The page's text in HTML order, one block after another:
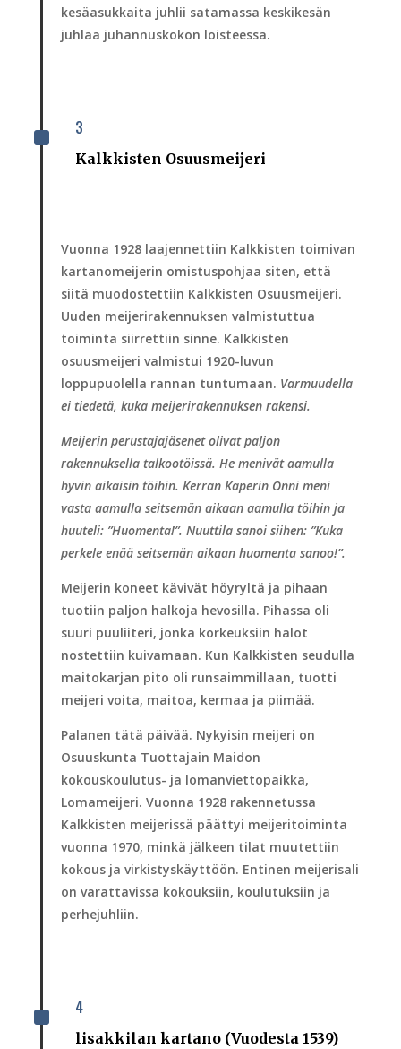
kesäasukkaita juhlii satamassa keskikesän
juhlaa juhannuskokon loisteessa.
^ 3
Kalkkisten Osuusmeijeri
Vuonna 1928 laajennettiin Kalkkisten toimivan
kartanomeijerin omistuspohjaa siten, että
siitä muodostettiin Kalkkisten Osuusmeijeri.
Uuden meijerirakennuksen valmistuttua
toiminta siirrettiin sinne. Kalkkisten
osuusmeijeri valmistui 1920-luvun
loppupuolella rannan tuntumaan. Varmuudella
ei tiedetä, kuka meijerirakennuksen rakensi.
Meijerin perustajajäsenet olivat paljon
rakennuksella talkootöissä. He menivätaamulla
hyvin aikaisin töihin. Kerran Kaperin Onni meni
vasta aamulla seitsemän aikaan aamulla töihin ja
huuteli: ”Huomenta!”. Nuuttila sanoi siihen: ”Kuka
perkele enää seitsemän aikaan huomenta sanoo!”.
Meijerin koneet kävivät höyryltä ja pihaan
tuotiin paljon halkoja hevosilla. Pihassa oli
suuri puuliiteri, jonka korkeuksiin halot
nostettiin kuivamaan. Kun Kalkkisten seudulla
maitokarjan pito oli runsaimmillaan, tuotti
meijeri voita, maitoa, kermaa ja piimää.
Palanen tätä päivää. Nykyisin meijeri on
Osuuskunta Tuottajain Maidon
kokouskoulutus- ja lomanviettopaikka,
Lomameijeri. Vuonna 1928 rakennetussa
Kalkkisten meijerissä päättyi meijeritoiminta
vuonna 1970, minkä jälkeen tilat muutettiin
kokous ja virkistyskäyttöön. Entinen meijerisali
on varattavissa kokouksiin, koulutuksiin ja
perhejuhliin.
^ 4
lisakkilan kartano (Vuodesta 1539)